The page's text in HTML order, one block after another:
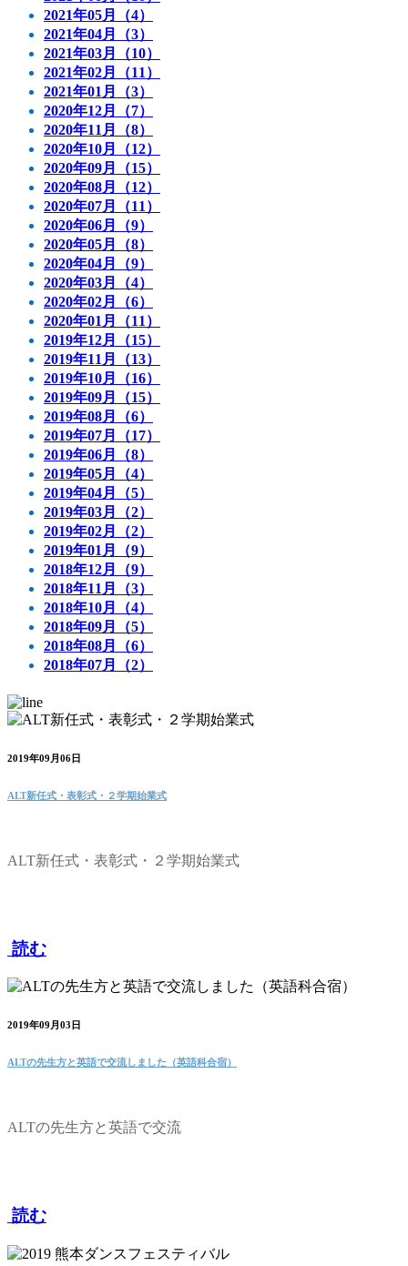
2021年05月（4）
2021年04月（3）
2021年03月（10）
2021年02月（11）
2021年01月（3）
2020年12月（7）
2020年11月（8）
2020年10月（12）
2020年09月（15）
2020年08月（12）
2020年07月（11）
2020年06月（9）
2020年05月（8）
2020年04月（9）
2020年03月（4）
2020年02月（6）
2020年01月（11）
2019年12月（15）
2019年11月（13）
2019年10月（16）
2019年09月（15）
2019年08月（6）
2019年07月（17）
2019年06月（8）
2019年05月（4）
2019年04月（5）
2019年03月（2）
2019年02月（2）
2019年01月（9）
2018年12月（9）
2018年11月（3）
2018年10月（4）
2018年09月（5）
2018年08月（6）
2018年07月（2）
2019年09月06日
ALT新任式・表彰式・２学期始業式
ALT新任式・表彰式・２学期始業式
読む
2019年09月03日
ALTの先生方と英語で交流しました（英語科合宿）
ALTの先生方と英語で交流
読む